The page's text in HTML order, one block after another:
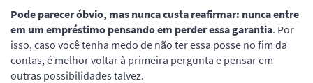
Pode parecer óbvio, mas nunca custa reafirmar: nunca entre
em um empréstimo pensando em perder essa garantia. Por
isso, caso você tenha medo de não ter essa posse no fim da
contas, é melhor voltar à primeira pergunta e pensar em
outras possibilidades talvez.